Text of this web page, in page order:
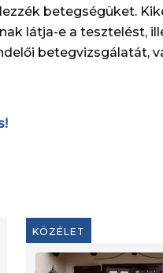
betegségüket.
látja-e a tesztelést,
betegvizsgálatát,
KÖZÉLET